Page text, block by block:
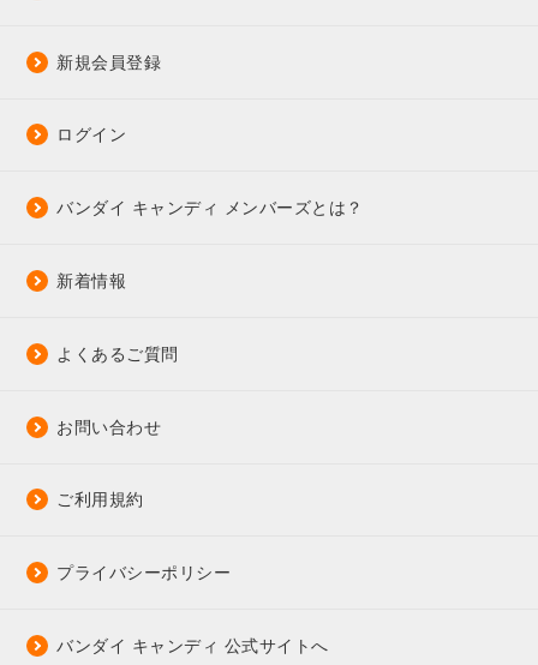
新規会員登録
ログイン
バンダイ キャンディ メンバーズとは？
新着情報
よくあるご質問
お問い合わせ
ご利用規約
プライバシーポリシー
バンダイ キャンディ 公式サイトへ